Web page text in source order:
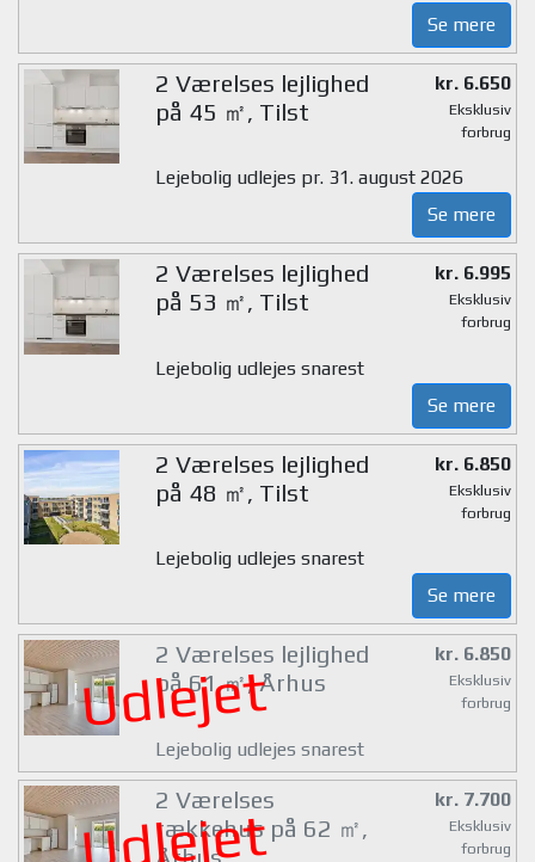
Se mere
2 Værelses lejlighed
på 45 ㎡, Tilst
kr. 6.650
Eksklusiv
forbrug
Lejebolig udlejes pr. 31. august 2026
Se mere
2 Værelses lejlighed
på 53 ㎡, Tilst
kr. 6.995
Eksklusiv
forbrug
Lejebolig udlejes snarest
Se mere
2 Værelses lejlighed
på 48 ㎡, Tilst
kr. 6.850
Eksklusiv
forbrug
Lejebolig udlejes snarest
Se mere
Udlejet
2 Værelses lejlighed
på 61 ㎡, Århus
kr. 6.850
Eksklusiv
forbrug
Lejebolig udlejes snarest
Udlejet
2 Værelses
rækkehus på 62 ㎡,
Århus
kr. 7.700
Eksklusiv
forbrug